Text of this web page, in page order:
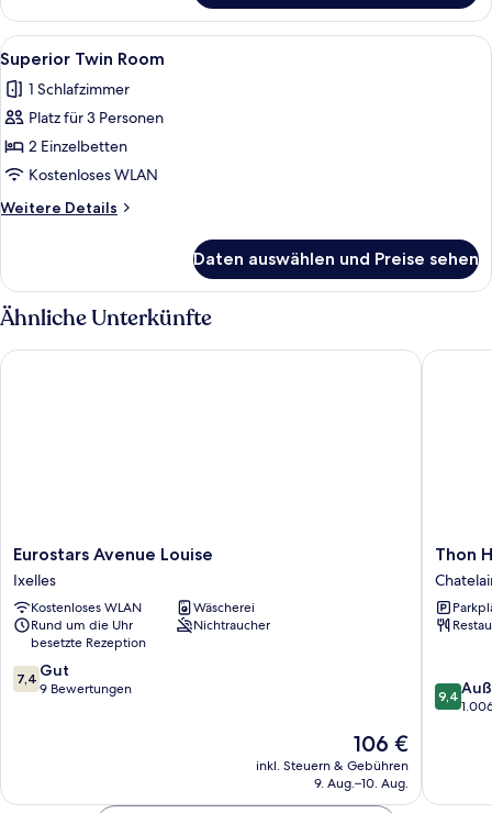
Queen
Room
Alle
Fotos
für
Superior
Twin
Room
anzeigen
Ein Hotelzimmer mit zwei Betten,
6
Superior Twin Room
1 Schlafzimmer
Platz für 3 Personen
2 Einzelbetten
Kostenloses WLAN
Weitere Details
Weitere
Twin
Room
Daten auswählen und Preise sehen
Ähnliche Unterkünfte
Eurostars
Avenue
Louise
Ixelles
Eurostars Avenue Louise
Ixelles
Kostenloses WLAN
Wäscherei
Rund um die Uhr
besetzte Rezeption
Nichtraucher
7.4
von
7,4 Gut
9 Bewertungen
Der
Preis
beträgt
106 €
inkl. Steuern & Gebühren
9. Aug.–10. Aug.
Eurostars Avenue Louise
Thon
Hotel
Bristol
Thon
9.4
von
9,4
Thon